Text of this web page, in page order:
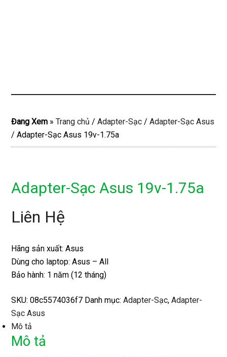
Đang Xem »Trang chủ / Adapter-Sạc / Adapter-Sạc Asus
/ Adapter-Sạc Asus 19v-1.75a
Adapter-Sạc Asus 19v-1.75a
Liên Hệ
Hãng sản xuất: Asus
Dùng cho laptop: Asus – All
Bảo hành: 1 năm (12 tháng)
SKU:08c5574036f7 Danh mục:Adapter-Sạc,Adapter-
Sạc Asus
Mô tả
Mô tả